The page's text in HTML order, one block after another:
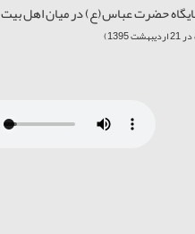
حضرت عباس(ع) در میان اهل بیت
1395)